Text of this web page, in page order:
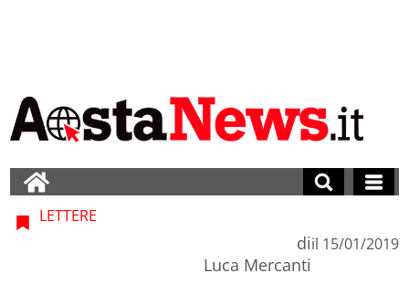
LETTERE
di
Luca Mercanti
il 15/01/2019